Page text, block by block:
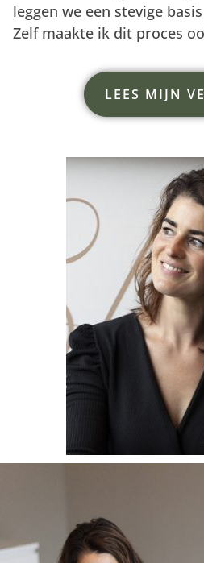
leggen we een stevige
Zelf maakte ik dit proces
LEES MIJN